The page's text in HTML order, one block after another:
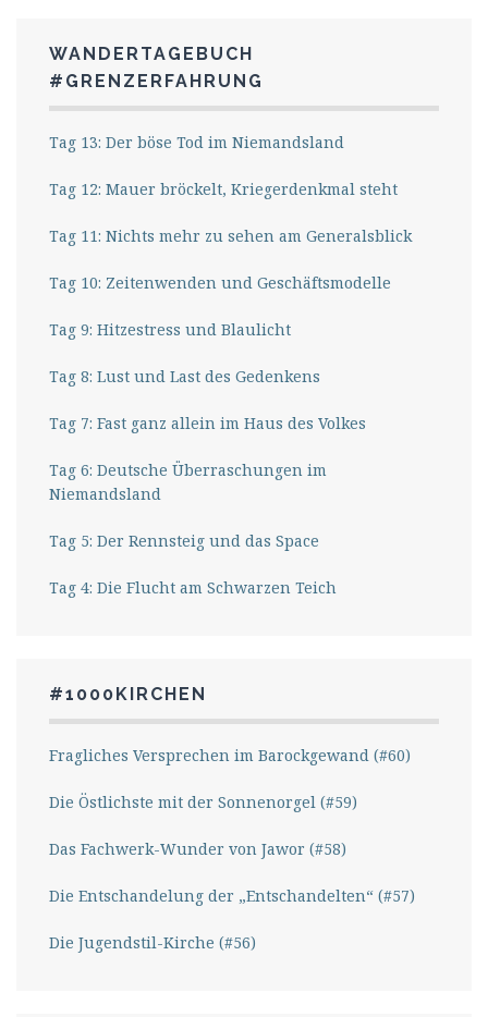
WANDERTAGEBUCH
#GRENZERFAHRUNG
Tag 13: Der böse Tod im Niemandsland
Tag 12: Mauer bröckelt, Kriegerdenkmal steht
Tag 11: Nichts mehr zu sehen am Generalsblick
Tag 10: Zeitenwenden und Geschäftsmodelle
Tag 9: Hitzestress und Blaulicht
Tag 8: Lust und Last des Gedenkens
Tag 7: Fast ganz allein im Haus des Volkes
Tag 6: Deutsche Überraschungen im
Niemandsland
Tag 5: Der Rennsteig und das Space
Tag 4: Die Flucht am Schwarzen Teich
#1000KIRCHEN
Fragliches Versprechen im Barockgewand (#60)
Die Östlichste mit der Sonnenorgel (#59)
Das Fachwerk-Wunder von Jawor (#58)
Die Entschandelung der „Entschandelten“ (#57)
Die Jugendstil-Kirche (#56)